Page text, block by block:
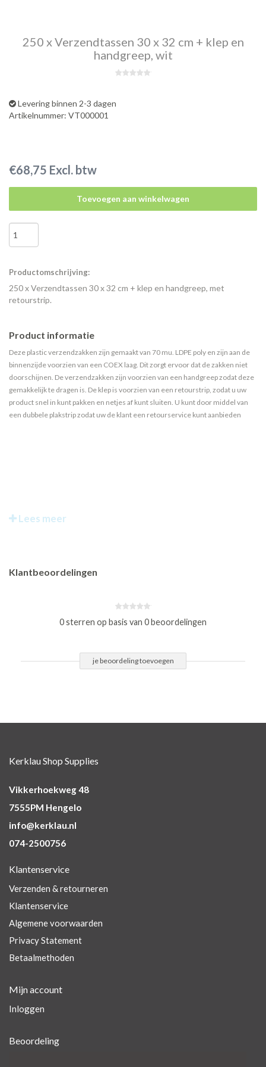
250 x Verzendtassen 30 x 32 cm + klep en
handgreep, wit
Levering binnen 2-3 dagen
Artikelnummer: VT000001
€68,75 Excl. btw
Toevoegen aan winkelwagen
Productomschrijving:
250 x Verzendtassen 30 x 32 cm + klep en handgreep, met
retourstrip.
Product informatie
Deze plastic verzendzakken zijn gemaakt van 70 mu. LDPE poly en zijn aan de
binnenzijde voorzien van een COEX laag. Dit zorgt ervoor dat de zakken niet
doorschijnen. De verzendzakken zijn voorzien van een handgreep zodat deze
gemakkelijk te dragen is. De klep is voorzien van een retourstrip, zodat u uw
product snel in kunt pakken en netjes af kunt sluiten. U kunt door middel van
een dubbele plakstrip zodat uw de klant een retourservice kunt aanbieden
Lees meer
Klantbeoordelingen
0 sterren op basis van 0 beoordelingen
je beoordeling toevoegen
Kerklau Shop Supplies
Vikkerhoekweg 48
7555PM Hengelo
info@kerklau.nl
074-2500756
Klantenservice
Verzenden & retourneren
Klantenservice
Algemene voorwaarden
Privacy Statement
Betaalmethoden
Mijn account
Inloggen
Beoordeling